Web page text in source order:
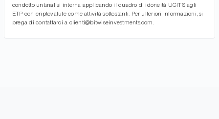
condotto un’analisi interna applicando il quadro di idoneità UCITS agli
ETP con criptovalute come attività sottostanti. Per ulteriori informazioni, si
prega di contattarci a clienti@bitwiseinvestments.com.